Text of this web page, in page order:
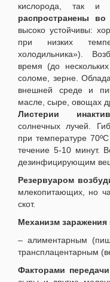
кислорода, так
распространены
высоко устойчивы:
при низких
холодильника»).
время (до
соломе, зерне.
внешней среде и
масле, сыре, овощах
Листерии
солнечных лучей.
при температуре
течение 5-10 минут.
дезинфицирующим
Резервуаром
млекопитающих, но
скот.
Механизм заражения
– алиментарным
трансплацентарным
Факторами передачи